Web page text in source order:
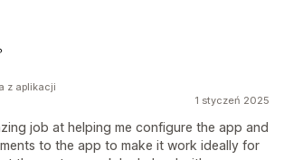
1 styczeń 2025
job at helping me configure the app and
to the app to make it work ideally for
z aplikacji